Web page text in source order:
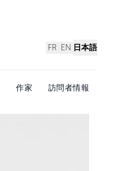
FR EN 日本語
作家 訪問者情報